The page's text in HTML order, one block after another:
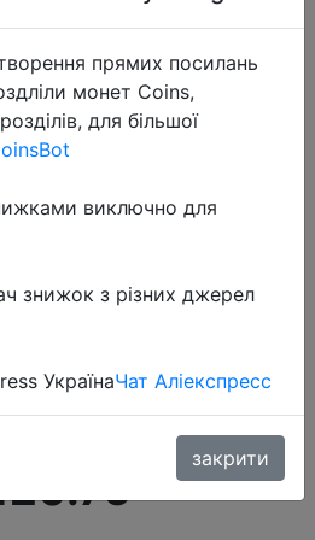
Amazfit GTR 47
Смарт часы
управление
силиконовый
прямих посилань
монет Coins,
для більшої
виключно для
знижок з різних джерел
УкраїнаЧат Аліекспресс
закрити